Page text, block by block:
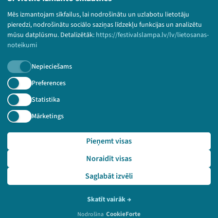
Mēs izmantojam sīkfailus, lai nodrošinātu un uzlabotu lietotāju
pieredzi, nodrošinātu sociālo saziņas līdzekļu funkcijas un analizētu
mūsu datplūsmu. Detalizētāk: https://festivalslampa.lv/lv/lietosanas-
noteikumi
Nepieciešams
Preferences
Statistika
Mārketings
Saglabāt izvēli
Noraidīt visas
Pieņemt visas
Skatīt vairāk→
Nodrošina CookieForte
Bērnu aizsardzības politika
© 2026 Sarunu festivāls LAMPA Visas tiesības
paturētas.
Piesakies jaunumiem!
Nepalaid garām aktuālāko informāciju!
Pieteikties
🔗 https://festivalslampa.lv/lv/dalibnieki/1023